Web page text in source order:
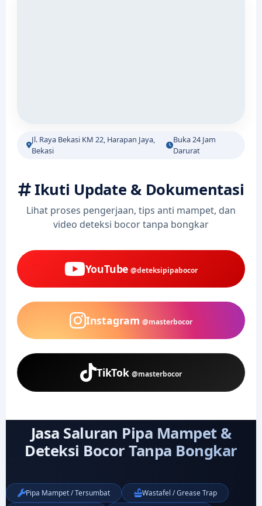
Jl. Raya Bekasi KM 22, Harapan Jaya,
Bekasi
Buka 24 Jam
Darurat
Ikuti Update & Dokumentasi
Lihat proses pengerjaan, tips anti mampet, dan
video deteksi bocor tanpa bongkar
YouTube @deteksipipabocor
Instagram @masterbocor
TikTok @masterbocor
Jasa Saluran Pipa Mampet &
Deteksi Bocor Tanpa Bongkar
Pipa Mampet / Tersumbat
Wastafel / Grease Trap